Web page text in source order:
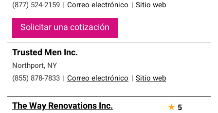
(877) 524-2159
Correo electrónico Sitio web
Solicitar una cotización
Trusted Men Inc.
Northport, NY
(855) 878-7833
Correo electrónico Sitio web
The Way Renovations Inc. ★ 5